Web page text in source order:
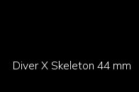
Diver X Skeleton 44 mm